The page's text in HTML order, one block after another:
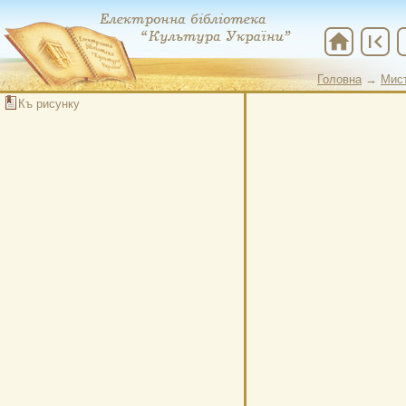
Головна →
home first_page
Къ рисунку